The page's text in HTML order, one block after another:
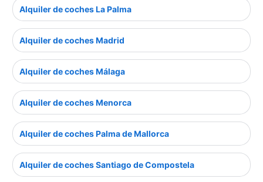
Alquiler de coches La Palma
Alquiler de coches Madrid
Alquiler de coches Málaga
Alquiler de coches Menorca
Alquiler de coches Palma de Mallorca
Alquiler de coches Santiago de Compostela